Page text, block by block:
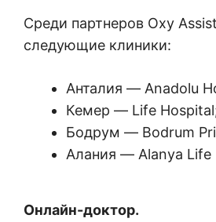
Среди партнеров Oxy
следующие клиники:
Анталия — Anadolu
Кемер — Life
Бодрум — Bodrum
Алания — Alanya Life
Онлайн-доктор.